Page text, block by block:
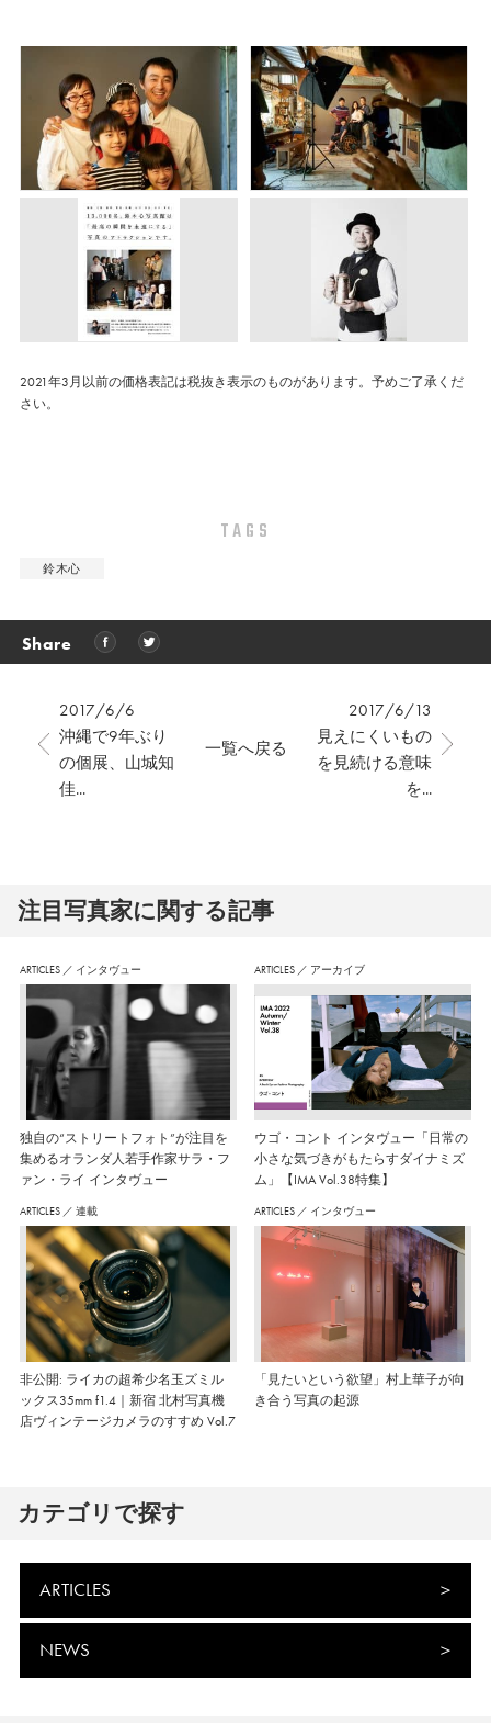
2021年3月以前の価格表記は税抜き表示のものがあります。予めご了承くだ
さい。
TAGS
鈴木心
Share
2017/6/6
沖縄で9年ぶり
の個展、山城知
佳...
2017/6/13
見えにくいもの
を見続ける意味
を...
一覧へ戻る
注⽬写真家に関する記事
ARTICLES ／ インタヴュー
独自の“ストリートフォト”が注目を
集めるオランダ人若手作家サラ・フ
ァン・ライ インタヴュー
ARTICLES ／ アーカイブ
ウゴ・コント インタヴュー「日常の
小さな気づきがもたらすダイナミズ
ム」【IMA Vol.38特集】
ARTICLES ／ 連載
非公開: ライカの超希少名玉ズミル
ックス35mm f1.4｜新宿 北村写真機
店ヴィンテージカメラのすすめ Vol.7
ARTICLES ／ インタヴュー
「見たいという欲望」村上華子が向
き合う写真の起源
カテゴリで探す
ARTICLES
NEWS